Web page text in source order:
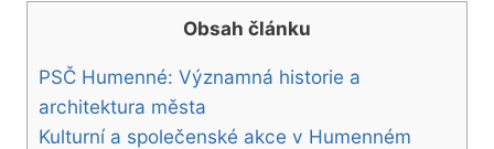
Obsah článku
PSČ Humenné: Významná historie a
architektura města
Kulturní a společenské akce v Humenném